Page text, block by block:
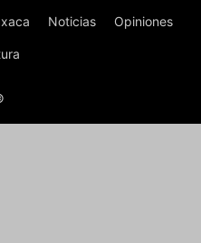
Noticias Opiniones